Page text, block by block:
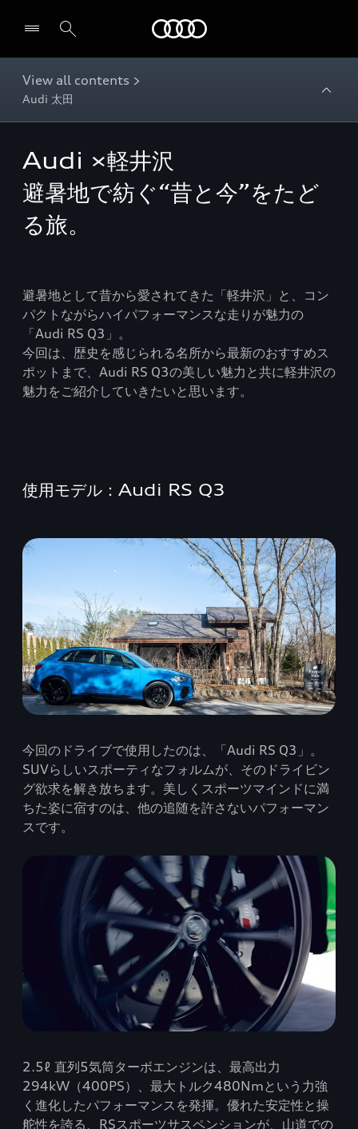
View all contents >
Audi 太田
Audi ×軽井沢
避暑地で紡ぐ“昔と今”をたど
る旅。
避暑地として昔から愛されてきた「軽井沢」と、コン
パクトながらハイパフォーマンスな走りが魅力の
「Audi RS Q3」。
今回は、歴史を感じられる名所から最新のおすすめス
ポットまで、Audi RS Q3の美しい魅力と共に軽井沢の
魅力をご紹介していきたいと思います。
使用モデル：Audi RS Q3
今回のドライブで使用したのは、「Audi RS Q3」。
SUVらしいスポーティなフォルムが、そのドライビン
グ欲求を解き放ちます。美しくスポーツマインドに満
ちた姿に宿すのは、他の追随を許さないパフォーマン
スです。
2.5ℓ 直列5気筒ターボエンジンは、最高出力
294kW（400PS）、最大トルク480Nmという力強
く進化したパフォーマンスを発揮。優れた安定性と操
舵性を誇る、RSスポーツサスペンションが、山道での